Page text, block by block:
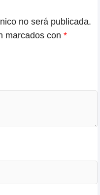
no será publicada.
marcados con *